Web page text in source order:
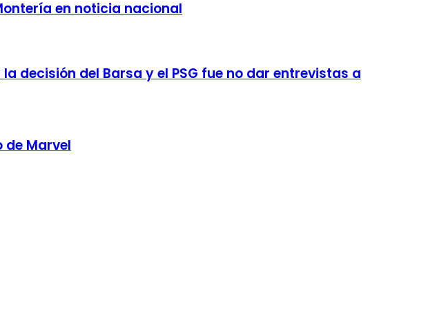
en noticia nacional
decisión del Barsa y el PSG fue no dar entrevistas a
de Marvel